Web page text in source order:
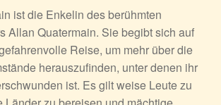
ist die Enkelin des berühmten
Allan Quatermain. Sie begibt sich auf
Reise, um mehr über die
herauszufinden, unter denen ihr
ist. Es gilt weise Leute zu